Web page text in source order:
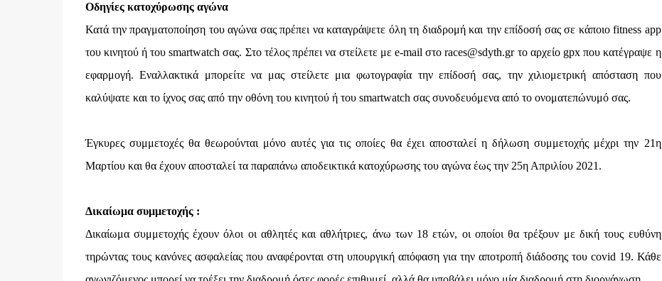
Οδηγίες κατοχύρωσης αγώνα
Κατά την πραγματοποίηση του αγώνα σας πρέπει να καταγράψετε όλη τη διαδρομή και την επίδοσή σας σε κάποιο fitness app
του κινητού ή του smartwatch σας. Στο τέλος πρέπει να στείλετε με e-mail στο races@sdyth.gr το αρχείο gpx που κατέγραψε η
εφαρμογή. Eναλλακτικά μπορείτε να μας στείλετε μια φωτογραφία την επίδοσή σας, την χιλιομετρική απόσταση που
καλύψατε και το ίχνος σας από την οθόνη του κινητού ή του smartwatch σας συνοδευόμενα από το ονοματεπώνυμό σας.
Έγκυρες συμμετοχές θα θεωρούνται μόνο αυτές για τις οποίες θα έχει αποσταλεί η δήλωση συμμετοχής μέχρι την 21η
Μαρτίου και θα έχουν αποσταλεί τα παραπάνω αποδεικτικά κατοχύρωσης του αγώνα έως την 25η Απριλίου 2021.
Δικαίωμα συμμετοχής :
Δικαίωμα συμμετοχής έχουν όλοι οι αθλητές και αθλήτριες, άνω των 18 ετών, οι οποίοι θα τρέξουν με δική τους ευθύνη
τηρώντας τους κανόνες ασφαλείας που αναφέρονται στη υπουργική απόφαση για την αποτροπή διάδοσης του covid 19. Κάθε